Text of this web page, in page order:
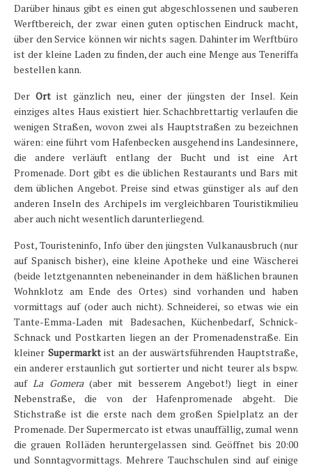
Darüber hinaus gibt es einen gut abgeschlossenen und sauberen
Werftbereich, der zwar einen guten optischen Eindruck macht,
über den Service können wir nichts sagen. Dahinter im Werftbüro
ist der kleine Laden zu finden, der auch eine Menge aus Teneriffa
bestellen kann.
DerOrt ist gänzlich neu, einer der jüngsten der Insel. Kein
einziges altes Haus existiert hier. Schachbrettartig verlaufen die
wenigen Straßen, wovon zwei als Hauptstraßen zu bezeichnen
wären: eine führt vom Hafenbecken ausgehend ins Landesinnere,
die andere verläuft entlang der Bucht und ist eine Art
Promenade. Dort gibt es die üblichen Restaurants und Bars mit
dem üblichen Angebot. Preise sind etwas günstiger als auf den
anderen Inseln des Archipels im vergleichbaren Touristikmilieu
aber auch nicht wesentlich darunterliegend.
Post, Touristeninfo, Info über den jüngsten Vulkanausbruch (nur
auf Spanisch bisher), eine kleine Apotheke und eine Wäscherei
(beide letztgenannten nebeneinander in dem häßlichen braunen
Wohnklotz am Ende des Ortes) sind vorhanden und haben
vormittags auf (oder auch nicht). Schneiderei, so etwas wie ein
Tante-Emma-Laden mit Badesachen, Küchenbedarf, Schnick-
Schnack und Postkarten liegen an der Promenadenstraße. Ein
kleiner Supermarktist an der auswärtsführenden Hauptstraße,
ein anderer erstaunlich gut sortierter und nicht teurer als bspw.
aufLa Gomera(aber mit besserem Angebot!) liegt in einer
Nebenstraße, die von der Hafenpromenade abgeht. Die
Stichstraße ist die erste nach dem großen Spielplatz an der
Promenade. Der Supermercato ist etwas unauffällig, zumal wenn
die grauen Rolläden heruntergelassen sind. Geöffnet bis 20:00
und Sonntagvormittags. Mehrere Tauchschulen sind auf einige